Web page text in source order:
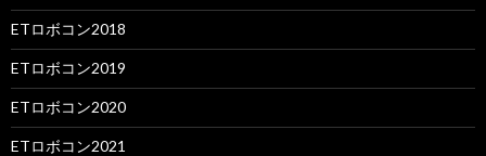
ETロボコン2018
ETロボコン2019
ETロボコン2020
ETロボコン2021